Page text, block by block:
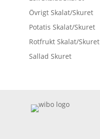
Övrigt Skalat/Skuret
Potatis Skalat/Skuret
Rotfrukt Skalat/Skuret
Sallad Skuret